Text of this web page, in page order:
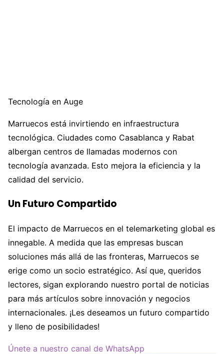
Tecnología en Auge
Marruecos está invirtiendo en infraestructura
tecnológica. Ciudades como Casablanca y Rabat
albergan centros de llamadas modernos con
tecnología avanzada. Esto mejora la eficiencia y la
calidad del servicio.
Un Futuro Compartido
El impacto de Marruecos en el telemarketing global es
innegable. A medida que las empresas buscan
soluciones más allá de las fronteras, Marruecos se
erige como un socio estratégico. Así que, queridos
lectores, sigan explorando nuestro portal de noticias
para más artículos sobre innovación y negocios
internacionales. ¡Les deseamos un futuro compartido
y lleno de posibilidades!
Únete a nuestro canal de WhatsApp